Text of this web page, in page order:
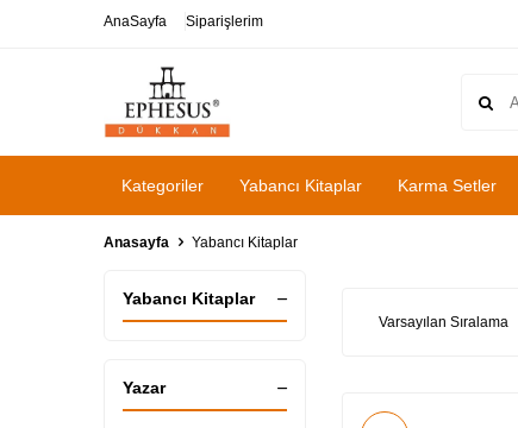
AnaSayfa Siparişlerim
Kategoriler Yabancı Kitaplar Karma Setler
Anasayfa Yabancı Kitaplar
Yabancı Kitaplar
Yazar